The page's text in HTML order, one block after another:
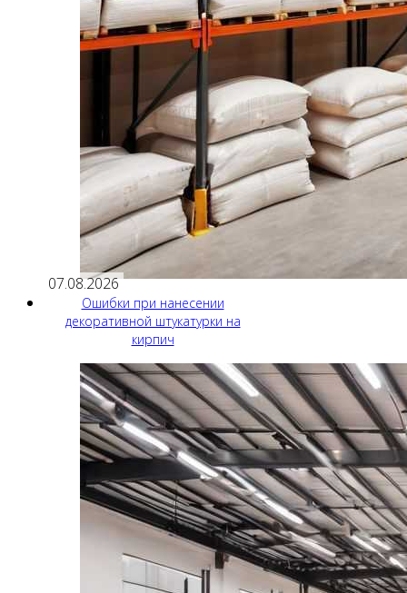
07.08.2026
Ошибки при нанесении
декоративной штукатурки на
кирпич